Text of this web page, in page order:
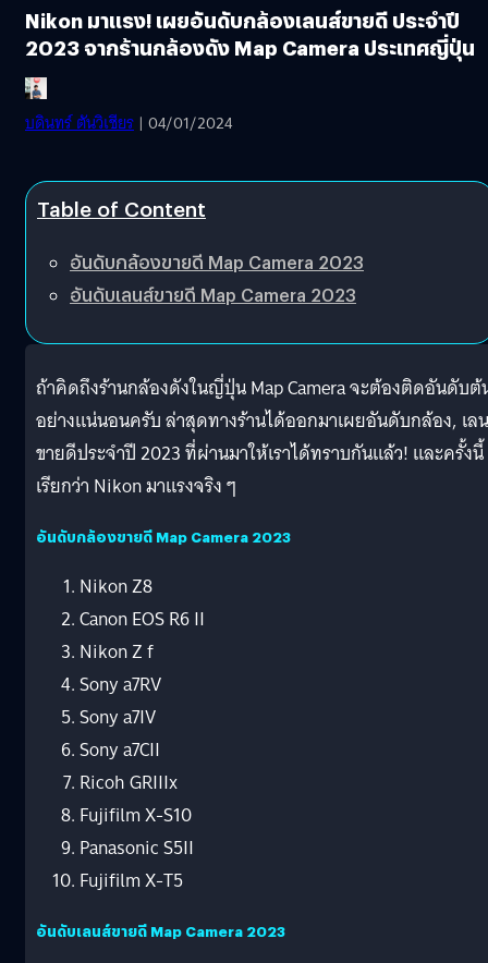
Nikon มาแรง! เผยอันดับกล้องเลนส์ขายดี ประจำปี
2023 จากร้านกล้องดัง Map Camera ประเทศญี่ปุ่น
บดินทร์ ตันวิเชียร | 04/01/2024
Table of Content
อันดับกล้องขายดี Map Camera 2023
อันดับเลนส์ขายดี Map Camera 2023
ถ้าคิดถึงร้านกล้องดังในญี่ปุ่น Map Camera จะต้องติดอันดับต้
อย่างแน่นอนครับ ล่าสุดทางร้านได้ออกมาเผยอันดับกล้อง, เล
ขายดีประจำปี 2023 ที่ผ่านมาให้เราได้ทราบกันแล้ว! และครั้งนี้
เรียกว่า Nikon มาแรงจริง ๆ
อันดับกล้องขายดี Map Camera 2023
Nikon Z8
Canon EOS R6 II
Nikon Z f
Sony a7RV
Sony a7IV
Sony a7CII
Ricoh GRIIIx
Fujifilm X-S10
Panasonic S5II
Fujifilm X-T5
อันดับเลนส์ขายดี Map Camera 2023